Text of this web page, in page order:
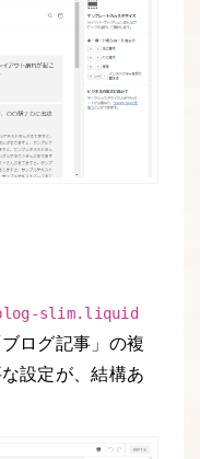
slim.liquid
ログ記事」の複
設定が、結構あ